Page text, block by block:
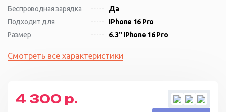
Беспроводная зарядка
Да
Подходит для
iPhone 16 Pro
Размер
6.3" iPhone 16 Pro
Смотреть все характеристики
4 300 р.